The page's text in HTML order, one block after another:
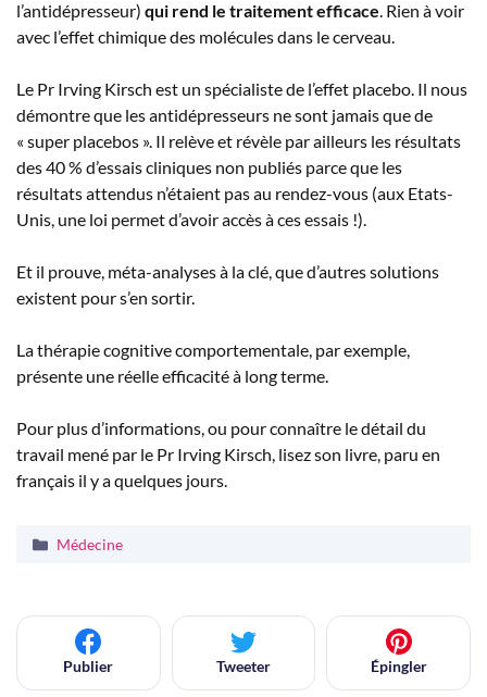
l’antidépresseur) qui rend le traitement efficace. Rien à voir
avec l’effet chimique des molécules dans le cerveau.
Le Pr Irving Kirsch est un spécialiste de l’effet placebo. Il nous
démontre que les antidépresseurs ne sont jamais que de
« super placebos ». Il relève et révèle par ailleurs les résultats
des 40 % d’essais cliniques non publiés parce que les
résultats attendus n’étaient pas au rendez-vous (aux Etats-
Unis, une loi permet d’avoir accès à ces essais !).
Et il prouve, méta-analyses à la clé, que d’autres solutions
existent pour s’en sortir.
La thérapie cognitive comportementale, par exemple,
présente une réelle efficacité à long terme.
Pour plus d’informations, ou pour connaître le détail du
travail mené par le Pr Irving Kirsch, lisez son livre, paru en
français il y a quelques jours.
Catégories
Médecine
Publier Tweeter Épingler